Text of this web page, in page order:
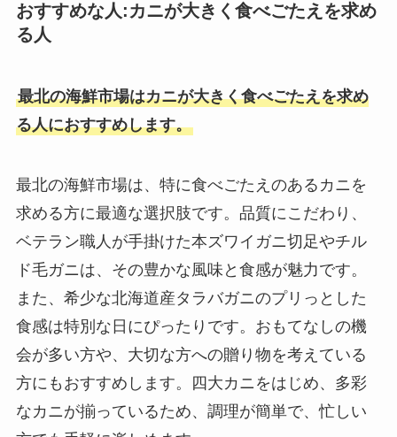
おすすめな人:カニが大きく食べごたえを求め
る人
最北の海鮮市場はカニが大きく食べごたえを求め
る人におすすめします。
最北の海鮮市場は、特に食べごたえのあるカニを
求める方に最適な選択肢です。品質にこだわり、
ベテラン職人が手掛けた本ズワイガニ切足やチル
ド毛ガニは、その豊かな風味と食感が魅力です。
また、希少な北海道産タラバガニのプリっとした
食感は特別な日にぴったりです。おもてなしの機
会が多い方や、大切な方への贈り物を考えている
方にもおすすめします。四大カニをはじめ、多彩
なカニが揃っているため、調理が簡単で、忙しい